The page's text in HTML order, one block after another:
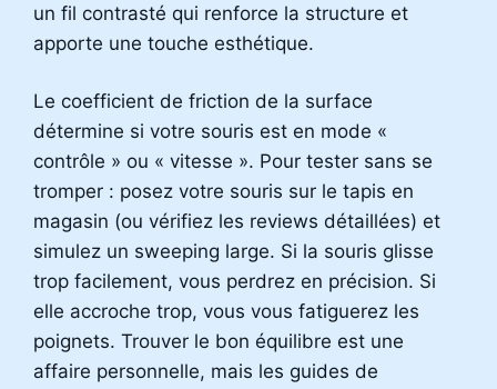
un fil contrasté qui renforce la structure et
apporte une touche esthétique.
Le coefficient de friction de la surface
détermine si votre souris est en mode «
contrôle » ou « vitesse ». Pour tester sans se
tromper : posez votre souris sur le tapis en
magasin (ou vérifiez les reviews détaillées) et
simulez un sweeping large. Si la souris glisse
trop facilement, vous perdrez en précision. Si
elle accroche trop, vous vous fatiguerez les
poignets. Trouver le bon équilibre est une
affaire personnelle, mais les guides de